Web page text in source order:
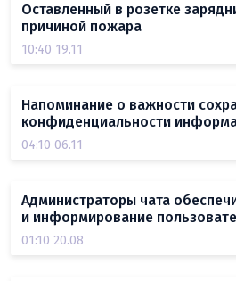
Оставленный в розетке
причиной пожара
10:40 19.11
Напоминание о важности
конфиденциальности
04:10 06.11
Администраторы чата
и информирование
01:10 20.08